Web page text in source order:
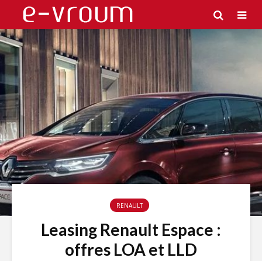
RENAULT
Leasing Renault Espace :
offres LOA et LLD